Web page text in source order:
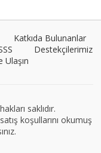
Katkıda Bulunanlar
Destekçilerimiz
Ulaşın
saklıdır.
koşullarını okumuş